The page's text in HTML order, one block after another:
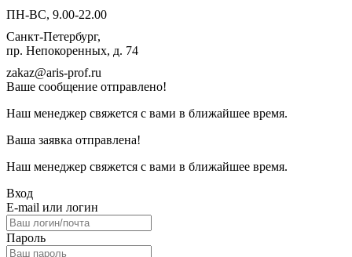
ПН-ВС, 9.00-22.00
Санкт-Петербург,
пр. Непокоренных, д. 74
zakaz@aris-prof.ru
Ваше сообщение отправлено!
Наш менеджер свяжется с вами в ближайшее время.
Ваша заявка отправлена!
Наш менеджер свяжется с вами в ближайшее время.
Вход
E-mail или логин
Пароль